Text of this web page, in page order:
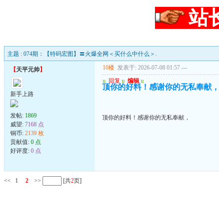
站
主题 : 074期：【特码宏图】〓火爆全网＜买什么中什么＞.
【天平元帅】
新手上路
发帖: 1869
威望: 7168 点
铜币: 2139 枚
贡献值: 0 点
好评度: 0 点
10楼 发表于: 2026-07-08 01:57 ---
u 回复 u 编辑 u
顶你的好料！感谢你的无私奉献，
顶你的好料！感谢你的无私奉献，
<< 1 2 >> [共2页]